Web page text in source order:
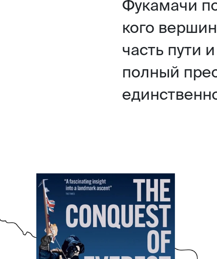
Фукамачи
кого
часть пути
полный